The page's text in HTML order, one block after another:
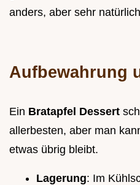
anders, aber sehr
Aufbewahrung
Ein Bratapfel Dessert
allerbesten, aber man
etwas übrig bleibt.
Lagerung: Im